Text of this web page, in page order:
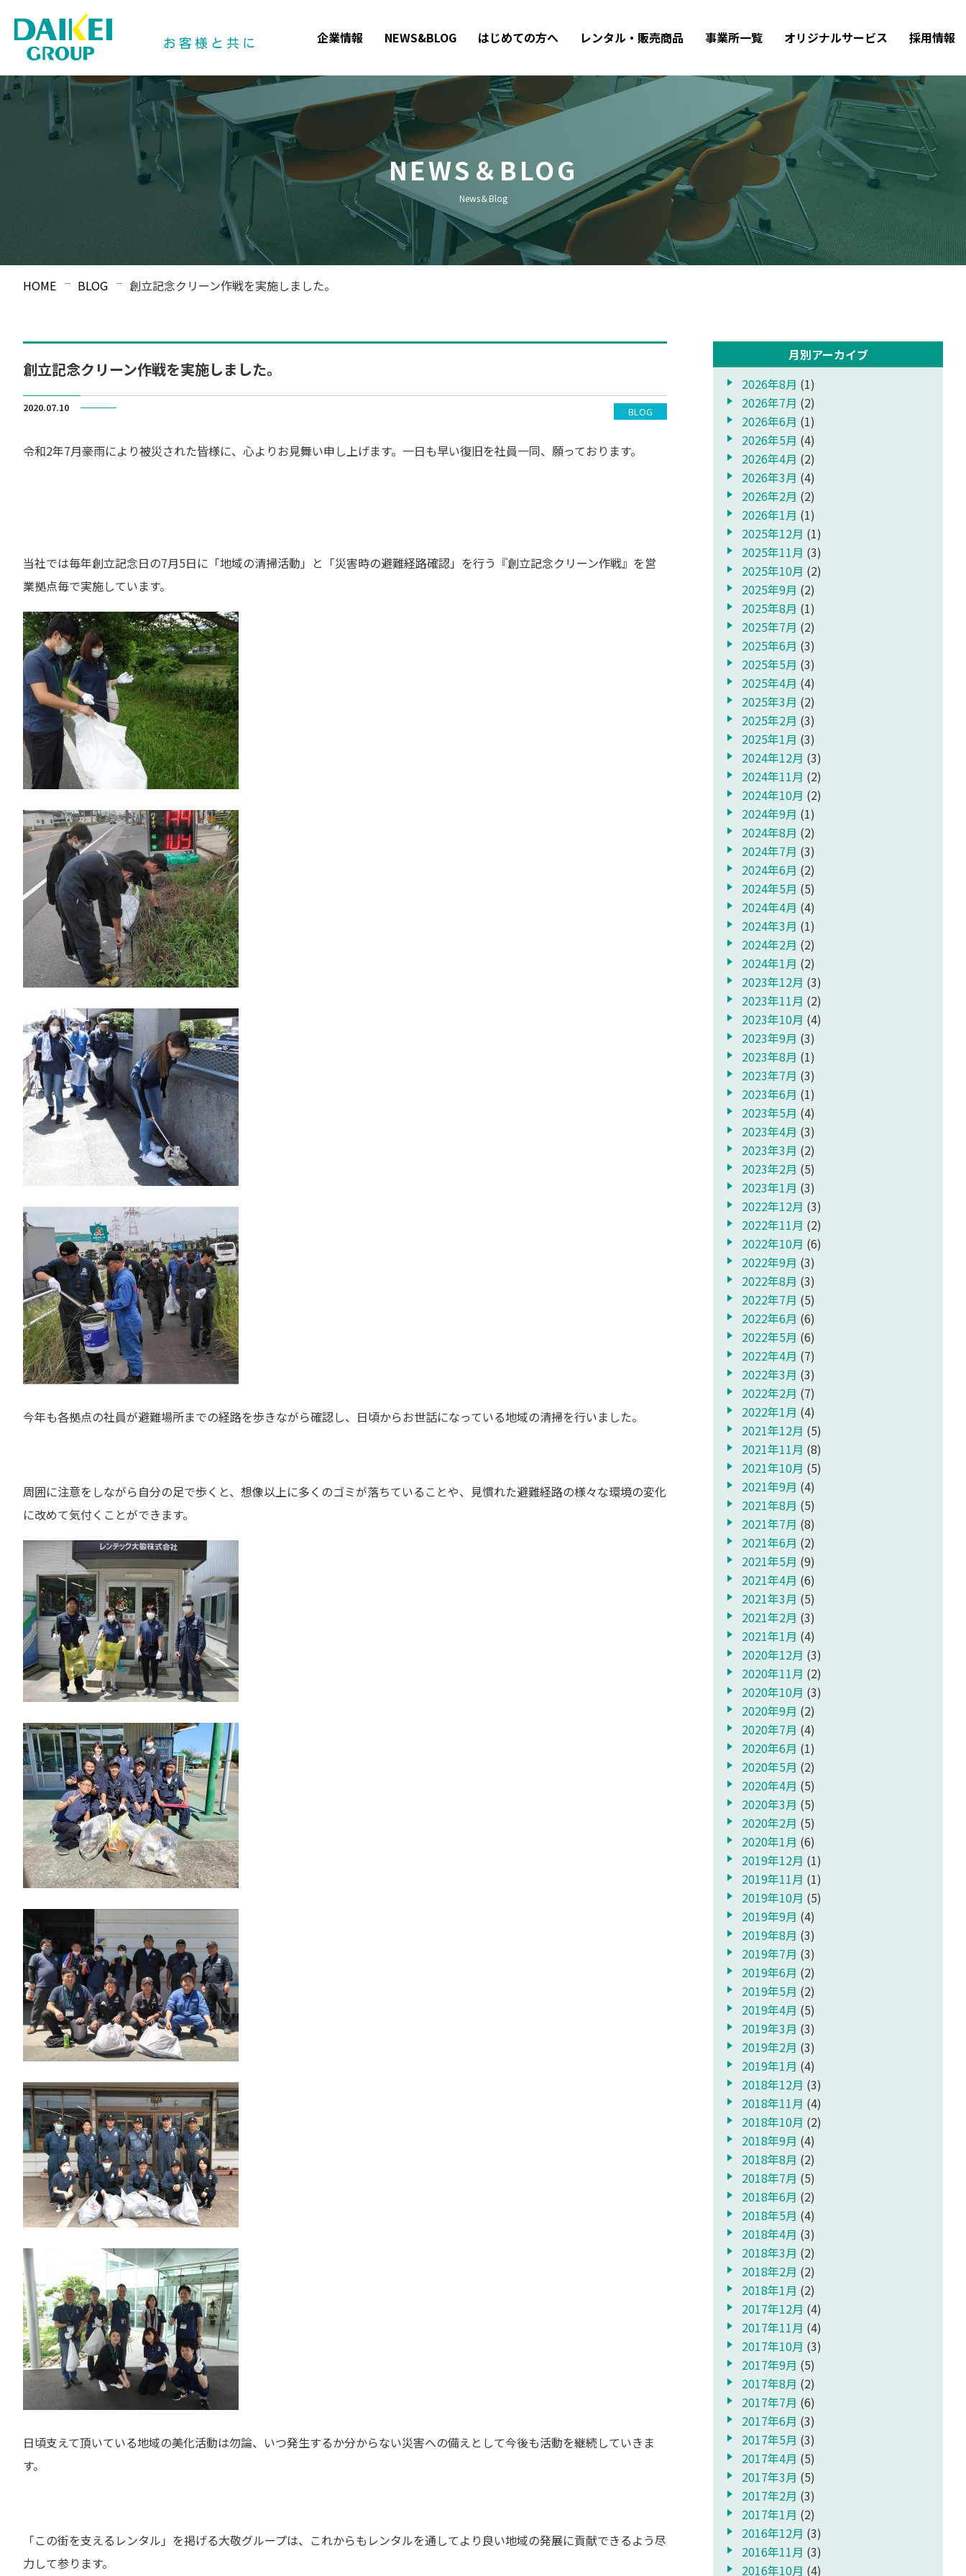
企業情報 NEWS&BLOG はじめての方へ レンタル・販売商品 事業所一覧 オリジナルサービス 採用情報
NEWS＆BLOG
News＆Blog
HOME BLOG 創立記念クリーン作戦を実施しました。
創立記念クリーン作戦を実施しました。
2020.07.10 BLOG
令和2年7月豪雨により被災された皆様に、心よりお見舞い申し上げます。一日も早い復旧を社員一同、願っております。
当社では毎年創立記念日の7月5日に「地域の清掃活動」と「災害時の避難経路確認」を行う『創立記念クリーン作戦』を営
業拠点毎で実施しています。
今年も各拠点の社員が避難場所までの経路を歩きながら確認し、日頃からお世話になっている地域の清掃を行いました。
周囲に注意をしながら自分の足で歩くと、想像以上に多くのゴミが落ちていることや、見慣れた避難経路の様々な環境の変化
に改めて気付くことができます。
日頃支えて頂いている地域の美化活動は勿論、いつ発生するか分からない災害への備えとして今後も活動を継続していきま
す。
「この街を支えるレンタル」を掲げる大敬グループは、これからもレンタルを通してより良い地域の発展に貢献できるよう尽
力して参ります。
月別アーカイブ
2026年8月 (1)
2026年7月 (2)
2026年6月 (1)
2026年5月 (4)
2026年4月 (2)
2026年3月 (4)
2026年2月 (2)
2026年1月 (1)
2025年12月 (1)
2025年11月 (3)
2025年10月 (2)
2025年9月 (2)
2025年8月 (1)
2025年7月 (2)
2025年6月 (3)
2025年5月 (3)
2025年4月 (4)
2025年3月 (2)
2025年2月 (3)
2025年1月 (3)
2024年12月 (3)
2024年11月 (2)
2024年10月 (2)
2024年9月 (1)
2024年8月 (2)
2024年7月 (3)
2024年6月 (2)
2024年5月 (5)
2024年4月 (4)
2024年3月 (1)
2024年2月 (2)
2024年1月 (2)
2023年12月 (3)
2023年11月 (2)
2023年10月 (4)
2023年9月 (3)
2023年8月 (1)
2023年7月 (3)
2023年6月 (1)
2023年5月 (4)
2023年4月 (3)
2023年3月 (2)
2023年2月 (5)
2023年1月 (3)
2022年12月 (3)
2022年11月 (2)
2022年10月 (6)
2022年9月 (3)
2022年8月 (3)
2022年7月 (5)
2022年6月 (6)
2022年5月 (6)
2022年4月 (7)
2022年3月 (3)
2022年2月 (7)
2022年1月 (4)
2021年12月 (5)
2021年11月 (8)
2021年10月 (5)
2021年9月 (4)
2021年8月 (5)
2021年7月 (8)
2021年6月 (2)
2021年5月 (9)
2021年4月 (6)
2021年3月 (5)
2021年2月 (3)
2021年1月 (4)
2020年12月 (3)
2020年11月 (2)
2020年10月 (3)
2020年9月 (2)
2020年7月 (4)
2020年6月 (1)
2020年5月 (2)
2020年4月 (5)
2020年3月 (5)
2020年2月 (5)
2020年1月 (6)
2019年12月 (1)
2019年11月 (1)
2019年10月 (5)
2019年9月 (4)
2019年8月 (3)
2019年7月 (3)
2019年6月 (2)
2019年5月 (2)
2019年4月 (5)
2019年3月 (3)
2019年2月 (3)
2019年1月 (4)
2018年12月 (3)
2018年11月 (4)
2018年10月 (2)
2018年9月 (4)
2018年8月 (2)
2018年7月 (5)
2018年6月 (2)
2018年5月 (4)
2018年4月 (3)
2018年3月 (2)
2018年2月 (2)
2018年1月 (2)
2017年12月 (4)
2017年11月 (4)
2017年10月 (3)
2017年9月 (5)
2017年8月 (2)
2017年7月 (6)
2017年6月 (3)
2017年5月 (3)
2017年4月 (5)
2017年3月 (5)
2017年2月 (3)
2017年1月 (2)
2016年12月 (3)
2016年11月 (3)
2016年10月 (4)